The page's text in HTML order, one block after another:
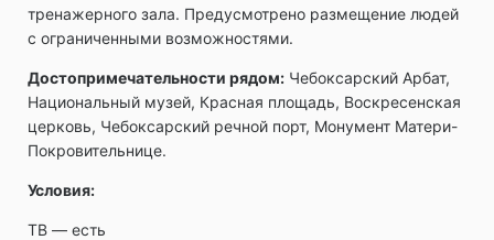
тренажерного зала. Предусмотрено размещение людей
с ограниченными возможностями.
Достопримечательности рядом: Чебоксарский Арбат,
Национальный музей, Красная площадь, Воскресенская
церковь, Чебоксарский речной порт, Монумент Матери-
Покровительнице.
Условия:
ТВ ― есть